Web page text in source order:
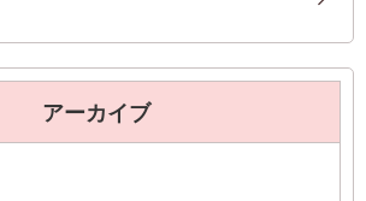
アーカイブ